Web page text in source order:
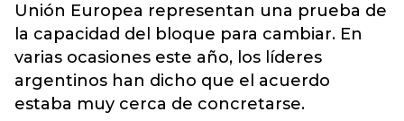
Unión Europea representan una prueba de
la capacidad del bloque para cambiar. En
varias ocasiones este año, los líderes
argentinos han dicho que el acuerdo
estaba muy cerca de concretarse.